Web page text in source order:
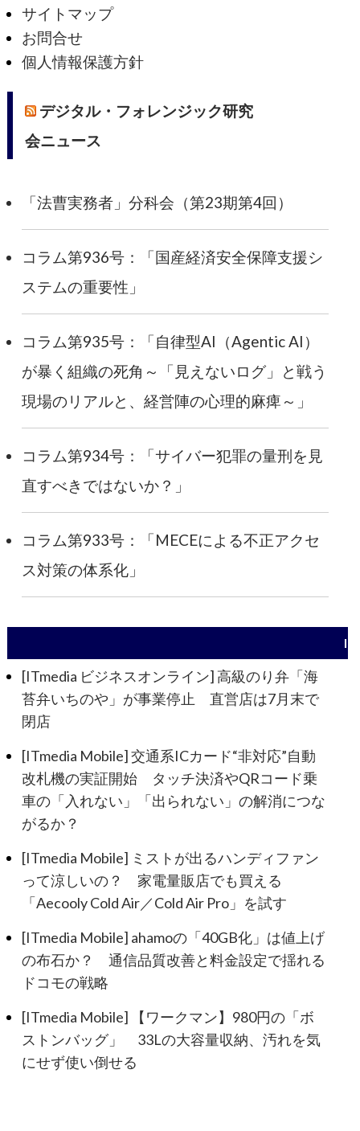
サイトマップ
お問合せ
個人情報保護方針
デジタル・フォレンジック研究
会ニュース
「法曹実務者」分科会（第23期第4回）
コラム第936号：「国産経済安全保障支援シ
ステムの重要性」
コラム第935号：「自律型AI（Agentic AI）
が暴く組織の死角～「見えないログ」と戦う
現場のリアルと、経営陣の心理的麻痺～」
コラム第934号：「サイバー犯罪の量刑を見
直すべきではないか？」
コラム第933号：「MECEによる不正アクセ
ス対策の体系化」
IT
[ITmedia ビジネスオンライン] 高級のり弁「海
苔弁いちのや」が事業停止 直営店は7月末で
閉店
[ITmedia Mobile] 交通系ICカード“非対応”自動
改札機の実証開始 タッチ決済やQRコード乗
車の「入れない」「出られない」の解消につな
がるか？
[ITmedia Mobile] ミストが出るハンディファン
って涼しいの？ 家電量販店でも買える
「Aecooly Cold Air／Cold Air Pro」を試す
[ITmedia Mobile] ahamoの「40GB化」は値上げ
の布石か？ 通信品質改善と料金設定で揺れる
ドコモの戦略
[ITmedia Mobile] 【ワークマン】980円の「ボ
ストンバッグ」 33Lの大容量収納、汚れを気
にせず使い倒せる